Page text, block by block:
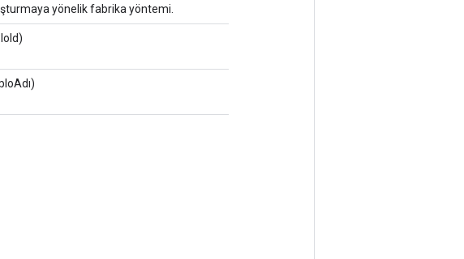
yönelik fabrika yöntemi.